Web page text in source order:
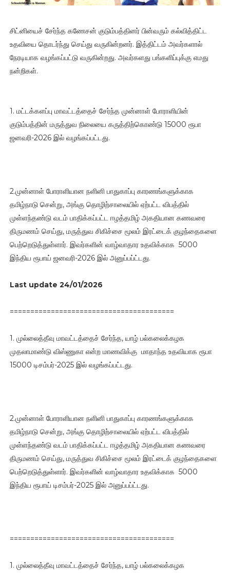
சிட்னியைச் சேர்ந்த கணேசன் குடும்பத்தினர் பின்வரும் கல்வித்திட்ட
உதவியை தொடர்ந்து செய்து வருகின்றனர். இத்திட்டம் அவர்களால்
நேரடியாக வழங்கப்பட்டு வருகின்றது. அவர்களது பங்களிப்புக்கு எமது
நன்றிகள்.
1. மட்டக்களப்பு மாவட்டத்தைச் சேர்ந்த முன்னாள் போராளியின்
குடும்பத்தின் மருத்துவ நிலையை கருத்திற்கொண்டு 15000 ரூபா
ஜனவரி-2026 இல் வழங்கப்பட்டது.
2.முன்னாள் போராளியான நளினி பாதுகாப்பு காரணங்களுக்காக
தமிழ்நாடு சென்று, அங்கு தொழிற்சாலையில் ஏற்பட்ட விபத்தில்
முள்ளந்தண்டு வடம் பாதிக்கப்பட்ட ஈழத்தமிழ் அகதியான கணவரை
திருமணம் செய்து, மருத்துவ சிகிச்சை மூலம் இரட்டைக் குழந்தைகளை
பெற்றெடுத்துள்ளார். இவர்களின் வாழ்வாதார உதவிக்காக 5000
இந்திய ரூபாய் ஜனவரி-2026 இல் அனுப்பப்ட்டது.
Last update 24/01/2026
========================================
1. முல்லைத்தீவு மாவட்டத்தைச் சேர்ந்த, யாழ் பல்கலைக்கழக
முதலாமாண்டு விஸ்ணுகா என்ற மாணவிக்கு மாதாந்த உதவியாக ரூபா
15000 டிசம்பர்-2025 இல் வழங்கப்பட்டது.
2.முன்னாள் போராளியான நளினி பாதுகாப்பு காரணங்களுக்காக
தமிழ்நாடு சென்று, அங்கு தொழிற்சாலையில் ஏற்பட்ட விபத்தில்
முள்ளந்தண்டு வடம் பாதிக்கப்பட்ட ஈழத்தமிழ் அகதியான கணவரை
திருமணம் செய்து, மருத்துவ சிகிச்சை மூலம் இரட்டைக் குழந்தைகளை
பெற்றெடுத்துள்ளார். இவர்களின் வாழ்வாதார உதவிக்காக 5000
இந்திய ரூபாய் டிசம்பர்-2025 இல் அனுப்பப்ட்டது.
========================================
1. முல்லைத்தீவு மாவட்டத்தைச் சேர்ந்த, யாழ் பல்கலைக்கழக